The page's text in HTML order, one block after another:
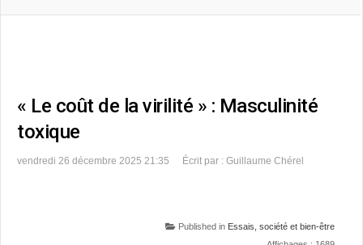
« Le coût de la virilité » : Masculinité
toxique
vendredi 26 décembre 2025 21:35 Écrit par : Guillaume Chérel
Published in Essais, société et bien-être